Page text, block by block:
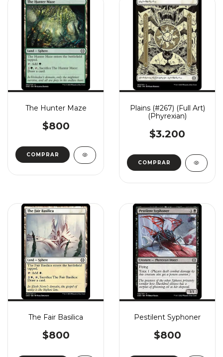
The Hunter Maze
$800
COMPRAR
Plains (#267) (Full Art)
(Phyrexian)
$3.200
COMPRAR
The Fair Basilica
$800
Pestilent Syphoner
$800